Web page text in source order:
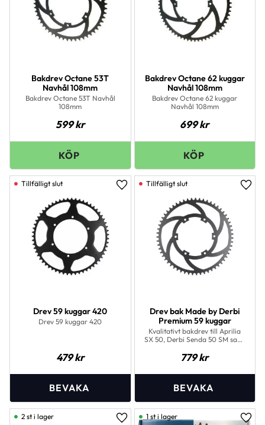
Bakdrev Octane 53T
Navhål 108mm
Bakdrev Octane 53T Navhål
108mm
599kr
Bakdrev Octane 62 kuggar
Navhål 108mm
Bakdrev Octane 62 kuggar
Navhål 108mm
699kr
Drev 59 kuggar 420
Drev 59 kuggar 420
479kr
Lägg till i favoriter
Drev bak Made by Derbi
Premium 59 kuggar
Kvalitativt bakdrev till Aprilia
SX 50, Derbi Senda 50 SM samt
modeller från 2018.
779kr
2 st i lager 1 st i lager